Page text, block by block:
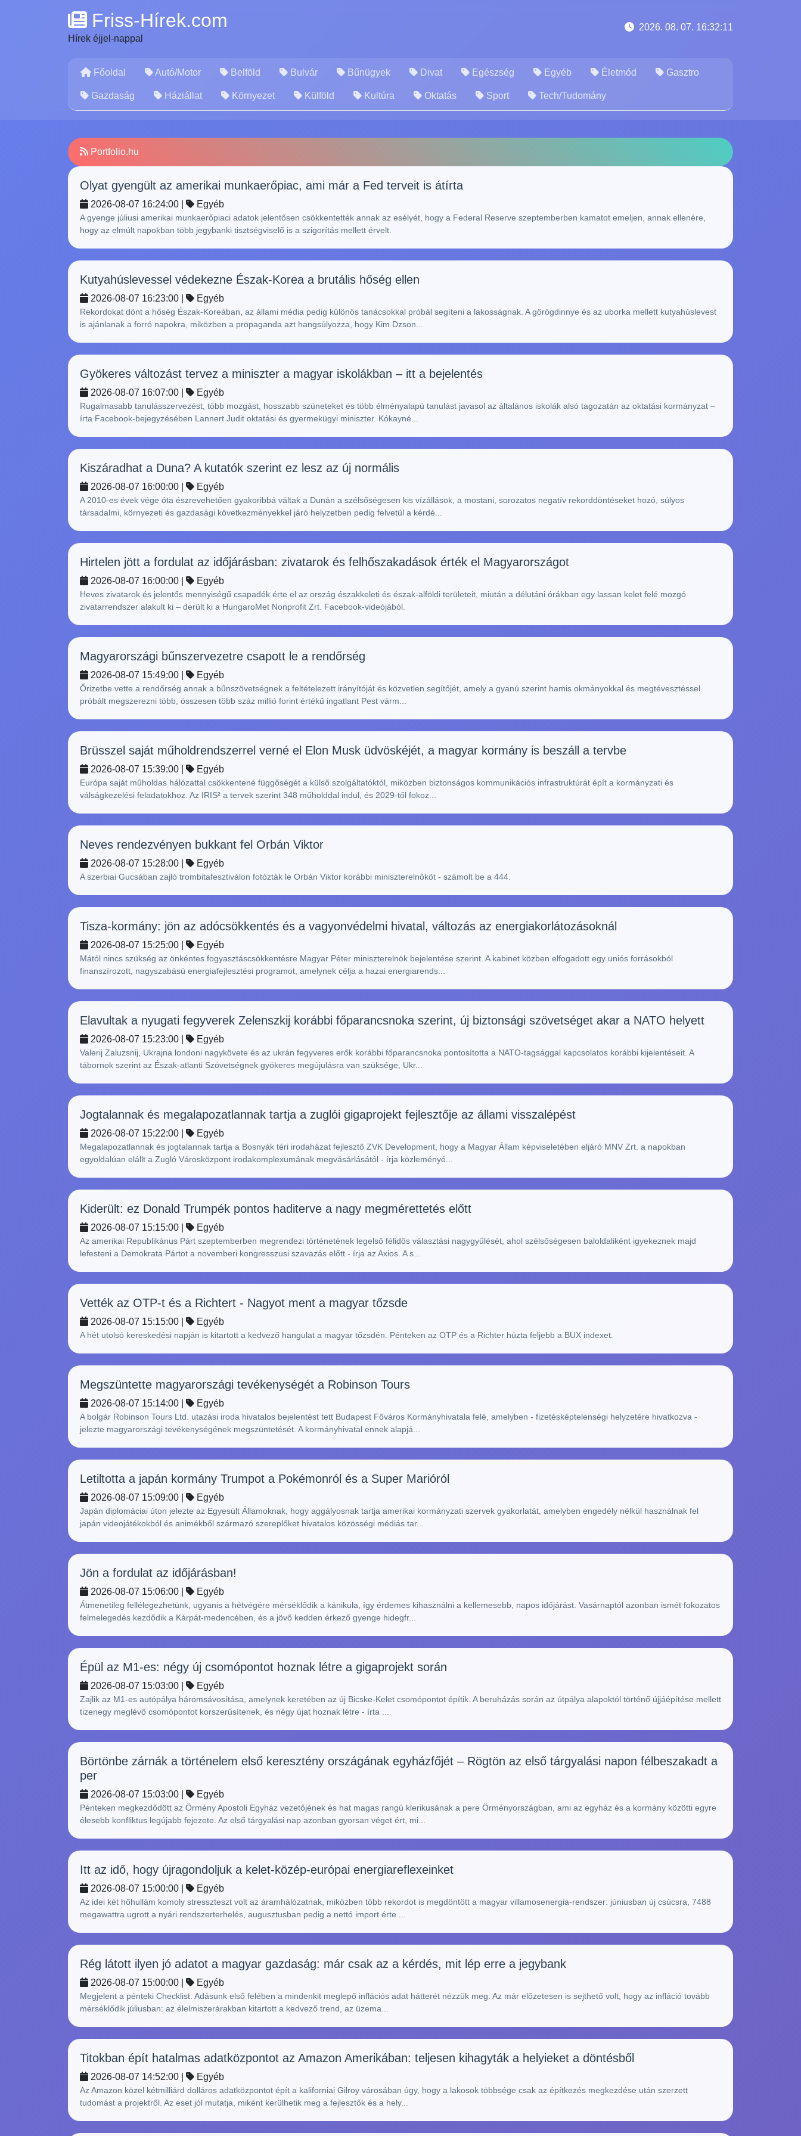
Friss-Hírek.com
Hírek éjjel-nappal
2026. 08. 07. 16:32:12
Főoldal Autó/Motor Belföld Bulvár Bűnügyek Divat Egészség Egyéb Életmód Gasztro
Gazdaság Háziállat Környezet Külföld Kultúra Oktatás Sport Tech/Tudomány
Portfolio.hu
Olyat gyengült az amerikai munkaerőpiac, ami már a Fed terveit is átírta
2026-08-07 16:24:00 | Egyéb
A gyenge júliusi amerikai munkaerőpiaci adatok jelentősen csökkentették annak az esélyét, hogy a Federal Reserve szeptemberben kamatot emeljen, annak ellenére,
hogy az elmúlt napokban több jegybanki tisztségviselő is a szigorítás mellett érvelt.
Kutyahúslevessel védekezne Észak-Korea a brutális hőség ellen
2026-08-07 16:23:00 | Egyéb
Rekordokat dönt a hőség Észak-Koreában, az állami média pedig különös tanácsokkal próbál segíteni a lakosságnak. A görögdinnye és az uborka mellett kutyahúslevest
is ajánlanak a forró napokra, miközben a propaganda azt hangsúlyozza, hogy Kim Dzson...
Gyökeres változást tervez a miniszter a magyar iskolákban – itt a bejelentés
2026-08-07 16:07:00 | Egyéb
Rugalmasabb tanulásszervezést, több mozgást, hosszabb szüneteket és több élményalapú tanulást javasol az általános iskolák alsó tagozatán az oktatási kormányzat –
írta Facebook-bejegyzésében Lannert Judit oktatási és gyermekügyi miniszter. Kókayné...
Kiszáradhat a Duna? A kutatók szerint ez lesz az új normális
2026-08-07 16:00:00 | Egyéb
A 2010-es évek vége óta észrevehetően gyakoribbá váltak a Dunán a szélsőségesen kis vízállások, a mostani, sorozatos negatív rekorddöntéseket hozó, súlyos
társadalmi, környezeti és gazdasági következményekkel járó helyzetben pedig felvetül a kérdé...
Hirtelen jött a fordulat az időjárásban: zivatarok és felhőszakadások érték el Magyarországot
2026-08-07 16:00:00 | Egyéb
Heves zivatarok és jelentős mennyiségű csapadék érte el az ország északkeleti és észak-alföldi területeit, miután a délutáni órákban egy lassan kelet felé mozgó
zivatarrendszer alakult ki – derült ki a HungaroMet Nonprofit Zrt. Facebook-videójából.
Magyarországi bűnszervezetre csapott le a rendőrség
2026-08-07 15:49:00 | Egyéb
Őrizetbe vette a rendőrség annak a bűnszövetségnek a feltételezett irányítóját és közvetlen segítőjét, amely a gyanú szerint hamis okmányokkal és megtévesztéssel
próbált megszerezni több, összesen több száz millió forint értékű ingatlant Pest várm...
Brüsszel saját műholdrendszerrel verné el Elon Musk üdvöskéjét, a magyar kormány is beszáll a tervbe
2026-08-07 15:39:00 | Egyéb
Európa saját műholdas hálózattal csökkentené függőségét a külső szolgáltatóktól, miközben biztonságos kommunikációs infrastruktúrát épít a kormányzati és
válságkezelési feladatokhoz. Az IRIS² a tervek szerint 348 műholddal indul, és 2029-től fokoz...
Neves rendezvényen bukkant fel Orbán Viktor
2026-08-07 15:28:00 | Egyéb
A szerbiai Gucsában zajló trombitafesztiválon fotózták le Orbán Viktor korábbi miniszterelnököt - számolt be a 444.
Tisza-kormány: jön az adócsökkentés és a vagyonvédelmi hivatal, változás az energiakorlátozásoknál
2026-08-07 15:25:00 | Egyéb
Mától nincs szükség az önkéntes fogyasztáscsökkentésre Magyar Péter miniszterelnök bejelentése szerint. A kabinet közben elfogadott egy uniós forrásokból
finanszírozott, nagyszabású energiafejlesztési programot, amelynek célja a hazai energiarends...
Elavultak a nyugati fegyverek Zelenszkij korábbi főparancsnoka szerint, új biztonsági szövetséget akar a NATO helyett
2026-08-07 15:23:00 | Egyéb
Valerij Zaluzsnij, Ukrajna londoni nagykövete és az ukrán fegyveres erők korábbi főparancsnoka pontosította a NATO-tagsággal kapcsolatos korábbi kijelentéseit. A
tábornok szerint az Észak-atlanti Szövetségnek gyökeres megújulásra van szüksége, Ukr...
Jogtalannak és megalapozatlannak tartja a zuglói gigaprojekt fejlesztője az állami visszalépést
2026-08-07 15:22:00 | Egyéb
Megalapozatlannak és jogtalannak tartja a Bosnyák téri irodaházat fejlesztő ZVK Development, hogy a Magyar Állam képviseletében eljáró MNV Zrt. a napokban
egyoldalúan elállt a Zugló Városközpont irodakomplexumának megvásárlásától - írja közleményé...
Kiderült: ez Donald Trumpék pontos haditerve a nagy megmérettetés előtt
2026-08-07 15:15:00 | Egyéb
Az amerikai Republikánus Párt szeptemberben megrendezi történetének legelső félidős választási nagygyűlését, ahol szélsőségesen baloldaliként igyekeznek majd
lefesteni a Demokrata Pártot a novemberi kongresszusi szavazás előtt - írja az Axios. A s...
Vették az OTP-t és a Richtert - Nagyot ment a magyar tőzsde
2026-08-07 15:15:00 | Egyéb
A hét utolsó kereskedési napján is kitartott a kedvező hangulat a magyar tőzsdén. Pénteken az OTP és a Richter húzta feljebb a BUX indexet.
Megszüntette magyarországi tevékenységét a Robinson Tours
2026-08-07 15:14:00 | Egyéb
A bolgár Robinson Tours Ltd. utazási iroda hivatalos bejelentést tett Budapest Főváros Kormányhivatala felé, amelyben - fizetésképtelenségi helyzetére hivatkozva -
jelezte magyarországi tevékenységének megszüntetését. A kormányhivatal ennek alapjá...
Letiltotta a japán kormány Trumpot a Pokémonról és a Super Marióról
2026-08-07 15:09:00 | Egyéb
Japán diplomáciai úton jelezte az Egyesült Államoknak, hogy aggályosnak tartja amerikai kormányzati szervek gyakorlatát, amelyben engedély nélkül használnak fel
japán videojátékokból és animékből származó szereplőket hivatalos közösségi médiás tar...
Jön a fordulat az időjárásban!
2026-08-07 15:06:00 | Egyéb
Átmenetileg fellélegezhetünk, ugyanis a hétvégére mérséklődik a kánikula, így érdemes kihasználni a kellemesebb, napos időjárást. Vasárnaptól azonban ismét fokozatos
felmelegedés kezdődik a Kárpát-medencében, és a jövő kedden érkező gyenge hidegfr...
Épül az M1-es: négy új csomópontot hoznak létre a gigaprojekt során
2026-08-07 15:03:00 | Egyéb
Zajlik az M1-es autópálya háromsávosítása, amelynek keretében az új Bicske-Kelet csomópontot építik. A beruházás során az útpálya alapoktól történő újjáépítése mellett
tizenegy meglévő csomópontot korszerűsítenek, és négy újat hoznak létre - írta ...
Börtönbe zárnák a történelem első keresztény országának egyházfőjét – Rögtön az első tárgyalási napon félbeszakadt a
per
2026-08-07 15:03:00 | Egyéb
Pénteken megkezdődött az Örmény Apostoli Egyház vezetőjének és hat magas rangú klerikusának a pere Örményországban, ami az egyház és a kormány közötti egyre
élesebb konfliktus legújabb fejezete. Az első tárgyalási nap azonban gyorsan véget ért, mi...
Itt az idő, hogy újragondoljuk a kelet-közép-európai energiareflexeinket
2026-08-07 15:00:00 | Egyéb
Az idei két hőhullám komoly stresszteszt volt az áramhálózatnak, miközben több rekordot is megdöntött a magyar villamosenergia-rendszer: júniusban új csúcsra, 7488
megawattra ugrott a nyári rendszerterhelés, augusztusban pedig a nettó import érte ...
Rég látott ilyen jó adatot a magyar gazdaság: már csak az a kérdés, mit lép erre a jegybank
2026-08-07 15:00:00 | Egyéb
Megjelent a pénteki Checklist. Adásunk első felében a mindenkit meglepő inflációs adat hátterét nézzük meg. Az már előzetesen is sejthető volt, hogy az infláció tovább
mérséklődik júliusban: az élelmiszerárakban kitartott a kedvező trend, az üzema...
Titokban épít hatalmas adatközpontot az Amazon Amerikában: teljesen kihagyták a helyieket a döntésből
2026-08-07 14:52:00 | Egyéb
Az Amazon közel kétmilliárd dolláros adatközpontot épít a kaliforniai Gilroy városában úgy, hogy a lakosok többsége csak az építkezés megkezdése után szerzett
tudomást a projektről. Az eset jól mutatja, miként kerülhetik meg a fejlesztők és a hely...